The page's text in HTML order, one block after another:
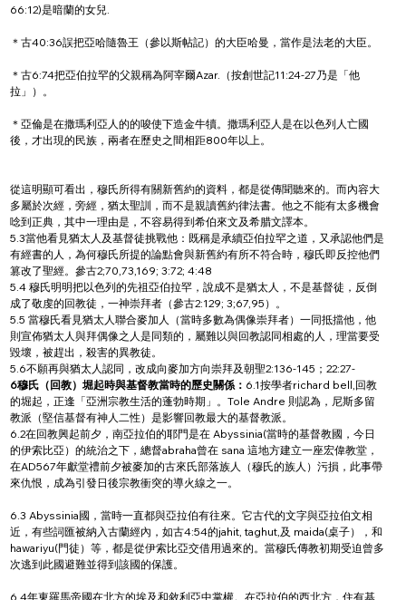
66:12)是暗蘭的女兒.
＊古40:36誤把亞哈隨魯王（參以斯帖記）的大臣哈曼，當作是法老的大臣。
＊古6:74把亞伯拉罕的父親稱為阿宰爾Azar.（按創世記11:24-27乃是「他
拉」）。
＊亞倫是在撒瑪利亞人的的唆使下造金牛犢。撒瑪利亞人是在以色列人亡國
後，才出現的民族，兩者在歷史之間相距800年以上。
從這明顯可看出，穆氏所得有關新舊約的資料，都是從傳聞聽來的。而內容大
多屬於次經，旁經，猶太聖訓，而不是親讀舊約律法書。他之不能有太多機會
唸到正典，其中一理由是，不容易得到希伯來文及希腊文譯本。
5.3當他看見猶太人及基督徒挑戰他：既稱是承續亞伯拉罕之道，又承認他們是
有經書的人，為何穆氏所提的論點會與新舊約有所不符合時，穆氏即反控他們
篡改了聖經。參古2;70,73,169; 3:72; 4:48
5.4 穆氏明明把以色列的先祖亞伯拉罕，說成不是猶太人，不是基督徒，反倒
成了敬虔的回教徒，一神崇拜者（參古2:129; 3;67,95）。
5.5 當穆氏看見猶太人聯合麥加人（當時多數為偶像崇拜者）一同抵擋他，他
則宣佈猶太人與拜偶像之人是同類的，屬難以與回教認同相處的人，理當要受
毀壞，被趕出，殺害的異教徒。
5.6不願再與猶太人認同，改成向麥加方向崇拜及朝聖2:136-145；22:27-
6穆氏（回教）堀起時與基督教當時的歷史關係： 6.1按學者richard bell,回教
的堀起，正逢「亞洲宗教生活的蓬勃時期」。Tole Andre 則認為，尼斯多留
教派（堅信基督有神人二性）是影響回教最大的基督教派。
6.2在回教興起前夕，南亞拉伯的耶門是在 Abyssinia(當時的基督教國，今日
的伊索比亞）的統治之下，總督abraha曾在 sana 這地方建立一座宏偉教堂，
在AD567年獻堂禮前夕被麥加的古來氏部落族人（穆氏的族人）污損，此事帶
來仇恨，成為引發日後宗教衝突的導火線之一。
6.3 Abyssinia國，當時一直都與亞拉伯有往來。它古代的文字與亞拉伯文相
近，有些詞匯被納入古蘭經內，如古4:54的jahit, taghut,及 maida(桌子），和
hawariyu(門徒）等，都是從伊索比亞交借用過來的。當穆氏傳教初期受迫曾多
次逃到此國避難並得到該國的保護。
6.4年東羅馬帝國在北方的埃及和敘利亞中掌權。在亞拉伯的西北方，住有基